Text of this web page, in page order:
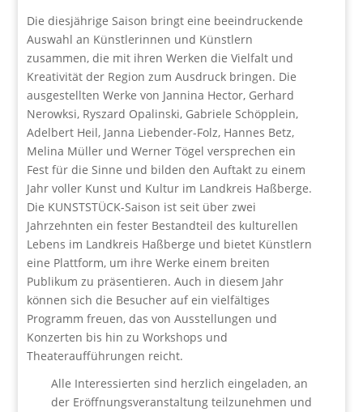
Die diesjährige Saison bringt eine beeindruckende
Auswahl an Künstlerinnen und Künstlern
zusammen, die mit ihren Werken die Vielfalt und
Kreativität der Region zum Ausdruck bringen. Die
ausgestellten Werke von Jannina Hector, Gerhard
Nerowksi, Ryszard Opalinski, Gabriele Schöpplein,
Adelbert Heil, Janna Liebender-Folz, Hannes Betz,
Melina Müller und Werner Tögel versprechen ein
Fest für die Sinne und bilden den Auftakt zu einem
Jahr voller Kunst und Kultur im Landkreis Haßberge.
Die KUNSTSTÜCK-Saison ist seit über zwei
Jahrzehnten ein fester Bestandteil des kulturellen
Lebens im Landkreis Haßberge und bietet Künstlern
eine Plattform, um ihre Werke einem breiten
Publikum zu präsentieren. Auch in diesem Jahr
können sich die Besucher auf ein vielfältiges
Programm freuen, das von Ausstellungen und
Konzerten bis hin zu Workshops und
Theateraufführungen reicht.
Alle Interessierten sind herzlich eingeladen, an
der Eröffnungsveranstaltung teilzunehmen und